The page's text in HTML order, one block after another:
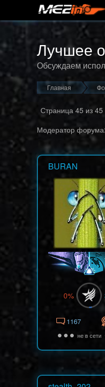
Лучшее
Обсуждаем
Главная
Страница 45 из 45
Модератор форума:
BURAN
0%
1167
не в сети